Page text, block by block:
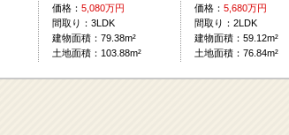
価格： 5,080万円
間取り：3LDK
建物面積：79.38m²
土地面積：103.88m²
価格： 5,680万円
間取り：2LDK
建物面積：59.12m²
土地面積：76.84m²